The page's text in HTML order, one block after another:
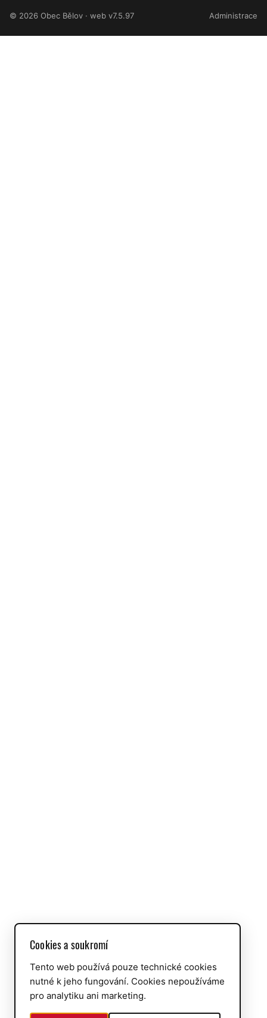
© 2026 Obec Bělov · web v7.5.97 Administrace
Cookies a soukromí
Tento web používá pouze technické cookies
nutné k jeho fungování. Cookies nepoužíváme
pro analytiku ani marketing.